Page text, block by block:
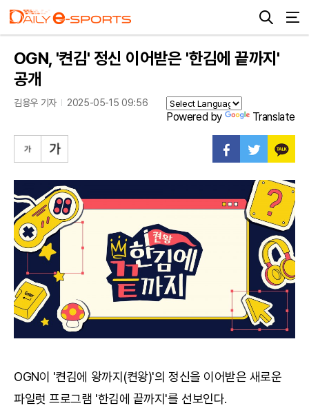
OGN, '켠김' 정신 이어받은 '한김에 끝까지'
공개
김용우 기자 2025-05-15 09:56
Powered by Translate
OGN이 '켠김에 왕까지(켠왕)'의 정신을 이어받은 새로운
파일럿 프로그램 '한김에 끝까지'를 선보인다.